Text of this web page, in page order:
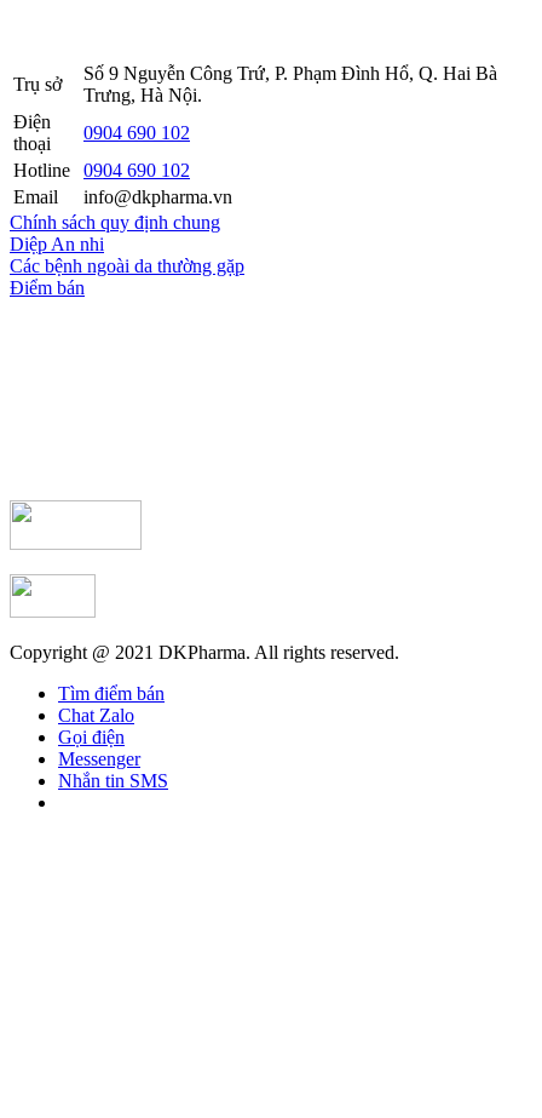
Trụ sở
Số 9 Nguyễn Công Trứ, P. Phạm Đình Hổ, Q. Hai Bà
Trưng, Hà Nội.
Điện
thoại
0904 690 102
Hotline
0904 690 102
Email
info@dkpharma.vn
Chính sách quy định chung
Diệp An nhi
Các bệnh ngoài da thường gặp
Điểm bán
Copyright @ 2021 DKPharma. All rights reserved.
Tìm điểm bán
Chat Zalo
Gọi điện
Messenger
Nhắn tin SMS